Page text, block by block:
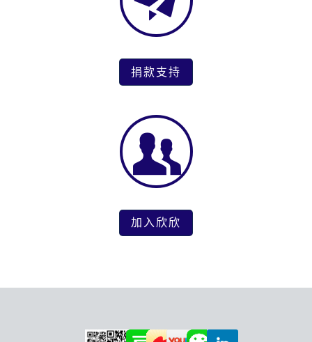
捐款支持
加入欣欣